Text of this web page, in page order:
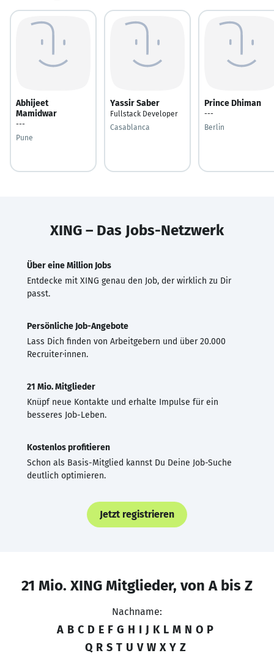
Abhijeet
Mamidwar
---
Pune
Yassir Saber
Fullstack Developer
Casablanca
Prince Dhiman
---
Berlin
XING – Das Jobs-Netzwerk
Über eine Million Jobs
Entdecke mit XING genau den Job, der wirklich zu Dir
passt.
Persönliche Job-Angebote
Lass Dich finden von Arbeitgebern und über 20.000
Recruiter·innen.
21 Mio. Mitglieder
Knüpf neue Kontakte und erhalte Impulse für ein
besseres Job-Leben.
Kostenlos profitieren
Schon als Basis-Mitglied kannst Du Deine Job-Suche
deutlich optimieren.
Jetzt registrieren
21 Mio. XING Mitglieder, von A bis Z
Nachname:
A B C D E F G H I J K L M N O P
Q R S T U V W X Y Z